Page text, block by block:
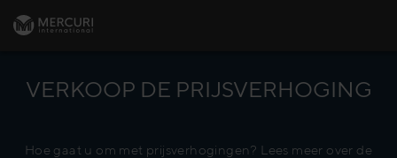
VERKOOP DE PRIJSVERHOGING
Hoe gaat u om met prijsverhogingen? Lees meer over de